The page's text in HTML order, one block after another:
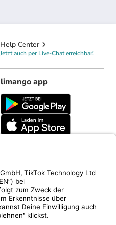
Help Center
Jetzt auch per Live-Chat erreichbar!
limango app
limango.nl limango.pl